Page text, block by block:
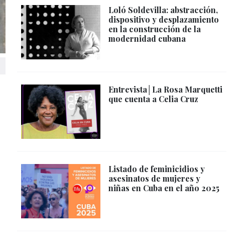
Loló Soldevilla: abstracción,
dispositivo y desplazamiento
en la construcción de la
modernidad cubana
Entrevista│La Rosa Marquetti
que cuenta a Celia Cruz
Listado de feminicidios y
asesinatos de mujeres y
niñas en Cuba en el año 2025